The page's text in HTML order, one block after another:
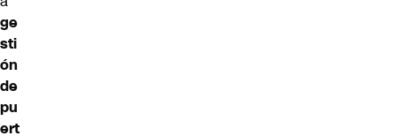
ge
sti
ón
de
pu
ert